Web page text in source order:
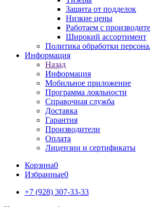
Защита от подделок
Низкие цены
Работаем с
Широкий ассортимент
Политика обработки
Информация
Назад
Информация
Мобильное приложение
Программа лояльности
Справочная служба
Доставка
Гарантия
Производители
Оплата
Лицензии и сертификаты
Корзина0
Избранные0
+7 (928) 307-33-33